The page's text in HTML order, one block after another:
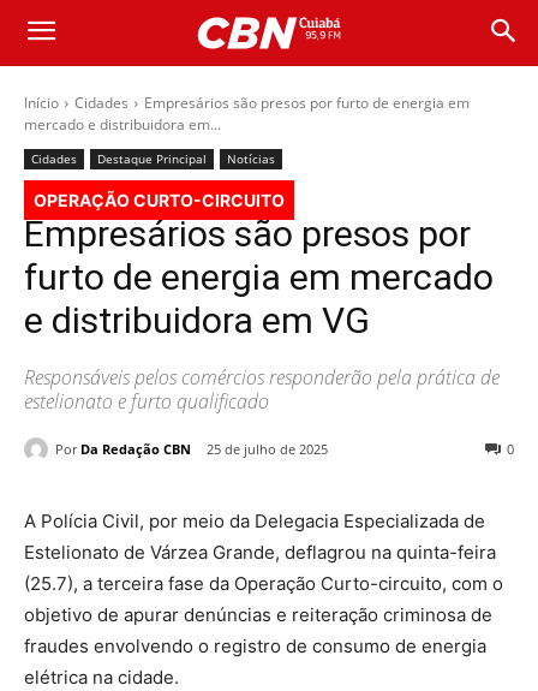
Início Cidades
Empresários são presos por furto de energia em
mercado e distribuidora em...
Cidades Destaque Principal Notícias
OPERAÇÃO CURTO-CIRCUITO
Empresários são presos por
furto de energia em mercado
e distribuidora em VG
Responsáveis pelos comércios responderão pela prática de
estelionato e furto qualificado
Por Da Redação CBN 25 de julho de 2025 0
A Polícia Civil, por meio da Delegacia Especializada de
Estelionato de Várzea Grande, deflagrou na quinta-feira
(25.7), a terceira fase da Operação Curto-circuito, com o
objetivo de apurar denúncias e reiteração criminosa de
fraudes envolvendo o registro de consumo de energia
elétrica na cidade.